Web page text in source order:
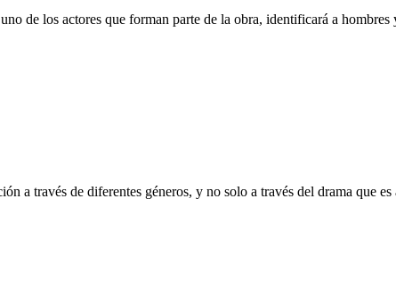
de los actores que forman parte de la obra, identificará a hombres
a través de diferentes géneros, y no solo a través del drama que es